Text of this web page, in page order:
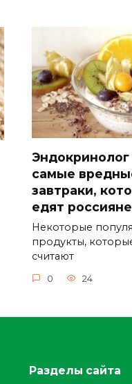
Эндокринолог
самые
завтраки,
едят россияне
Некоторые
продукты,
считают
0 24
Разделы сайта